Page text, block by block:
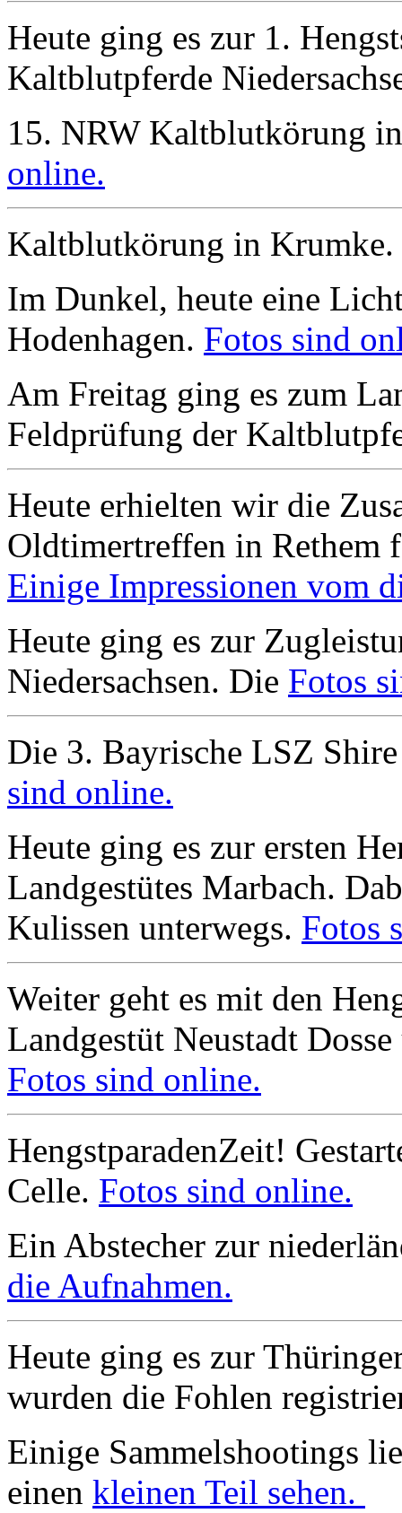
Heute ging es zur 1.
Kaltblutpferde
15. NRW Kaltblutkörung
online.
Kaltblutkörung in Krumke.
Im Dunkel, heute eine
Hodenhagen. Fotos sind
Am Freitag ging es zum
Feldprüfung der
Heute erhielten wir die
Oldtimertreffen in Rethem
Einige Impressionen vom
Heute ging es zur
Niedersachsen. Die Fotos
Die 3. Bayrische LSZ
sind online.
Heute ging es zur ersten
Landgestütes Marbach.
Kulissen unterwegs. Fotos
Weiter geht es mit den
Landgestüt Neustadt
Fotos sind online.
HengstparadenZeit!
Celle. Fotos sind online.
Ein Abstecher zur
die Aufnahmen.
Heute ging es zur
wurden die Fohlen
Einige Sammelshootings
einen kleinen Teil sehen.